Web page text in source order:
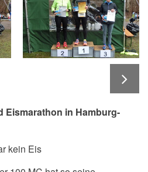
Eismarathon in Hamburg-
kein Eis